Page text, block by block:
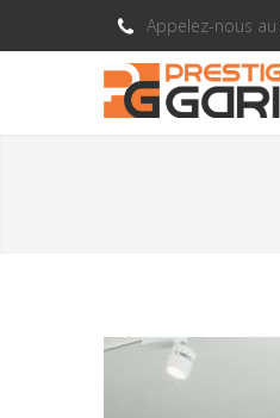
Appelez-nous au